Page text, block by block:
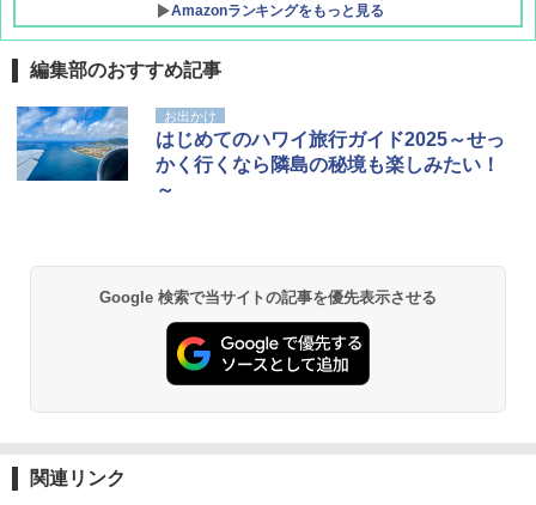
Amazonランキングをもっと見る
[キャンパーズコレクション 山善] ポップアッ
プテント 傘みたいに広げて畳める パッとサ
ッとサンシェード キューブ フルクローズ メ
ッシュ 簡単設置 ワンタッチテント キャンプ
PYKES PEAK (パイクスピーク) 着替えテン
ト プライバシー テント 【中が透けない】 1
人用 折りたたみ 防災グッズ 災害用トイレ ビ
ーチ ピクニック ポップアップテント 携帯 簡
易 トイレテント (ブラック)
GRANDOOR ステンレス保冷剤 2個セット 2
026リニューアル 急速冷凍 空間倍増 衛生的
コンパクト 保冷力長持ち
BUNDOK(バンドック)ソロ ドーム 1 EX BDK
レーム ドーム型 テント
￥14,800
熊撃退スプレー 熊よけスプレー 熊スプレー
編集部のおすすめ記事
お出かけ
はじめてのハワイ旅行ガイド2025～せっ
かく行くなら隣島の秘境も楽しみたい！
～
Google 検索で当サイトの記事を優先表示させる
関連リンク